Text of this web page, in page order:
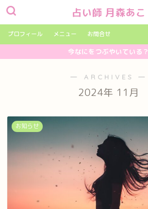
占い師 月森あこ
プロフィール メニュー お問合せ
今なにをつぶやいている？
― ARCHIVES ―
2024年 11月
お知らせ